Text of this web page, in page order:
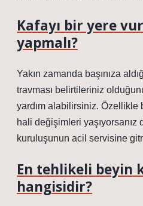
Kafayı bir yere
yapmalı?
Yakın zamanda başınıza
travması belirtileriniz
yardım alabilirsiniz. Özellikle
hali değişimleri yaşıyorsanız
kuruluşunun acil servisine
En tehlikeli beyin
hangisidir?